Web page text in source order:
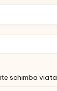
schimba viata